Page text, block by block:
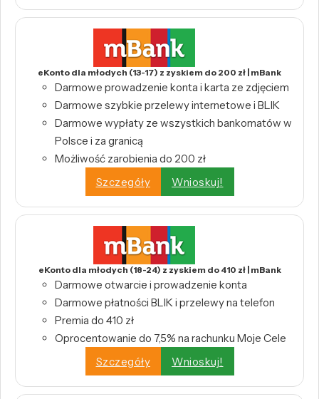
eKonto dla młodych (13-17) z zyskiem do 200 zł | mBank
Darmowe prowadzenie konta i karta ze zdjęciem
Darmowe szybkie przelewy internetowe i BLIK
Darmowe wypłaty ze wszystkich bankomatów w
Polsce i za granicą
Możliwość zarobienia do 200 zł
Szczegóły
Wnioskuj!
eKonto dla młodych (18-24) z zyskiem do 410 zł | mBank
Darmowe otwarcie i prowadzenie konta
Darmowe płatności BLIK i przelewy na telefon
Premia do 410 zł
Oprocentowanie do 7,5% na rachunku Moje Cele
Szczegóły
Wnioskuj!